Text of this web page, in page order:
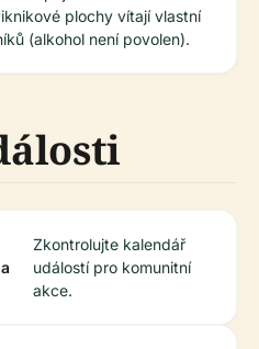
plochy vítají vlastní
(alkohol není povolen).
Zkontrolujte kalendář
událostí pro komunitní
akce.